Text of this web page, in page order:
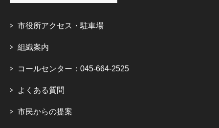
市役所アクセス・駐車場
組織案内
コールセンター：045-664-2525
よくある質問
市民からの提案